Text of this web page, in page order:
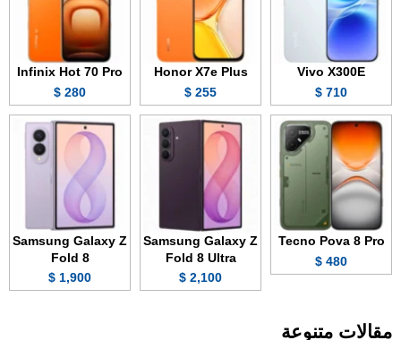
Vivo X300E
710 $
Honor X7e Plus
255 $
Infinix Hot 70 Pro
280 $
Tecno Pova 8 Pro
480 $
Samsung Galaxy Z
Fold 8 Ultra
2,100 $
Samsung Galaxy Z
Fold 8
1,900 $
مقالات متنوعة